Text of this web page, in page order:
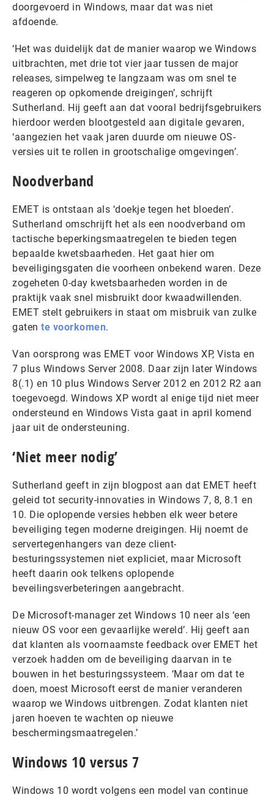
doorgevoerd in Windows, maar dat was niet
afdoende.
‘Het was duidelijk dat de manier waarop we Windows
uitbrachten, met drie tot vier jaar tussen de major
releases, simpelweg te langzaam was om snel te
reageren op opkomende dreigingen’, schrijft
Sutherland. Hij geeft aan dat vooral bedrijfsgebruikers
hierdoor werden blootgesteld aan digitale gevaren,
‘aangezien het vaak jaren duurde om nieuwe OS-
versies uit te rollen in grootschalige omgevingen’.
Noodverband
EMET is ontstaan als ‘doekje tegen het bloeden’.
Sutherland omschrijft het als een noodverband om
tactische beperkingsmaatregelen te bieden tegen
bepaalde kwetsbaarheden. Het gaat hier om
beveiligingsgaten die voorheen onbekend waren. Deze
zogeheten 0-day kwetsbaarheden worden in de
praktijk vaak snel misbruikt door kwaadwillenden.
EMET stelt gebruikers in staat om misbruik van zulke
gaten te voorkomen.
Van oorsprong was EMET voor Windows XP, Vista en
7 plus Windows Server 2008. Daar zijn later Windows
8(.1) en 10 plus Windows Server 2012 en 2012 R2 aan
toegevoegd. Windows XP wordt al enige tijd niet meer
ondersteund en Windows Vista gaat in april komend
jaar uit de ondersteuning.
‘Niet meer nodig’
Sutherland geeft in zijn blogpost aan dat EMET heeft
geleid tot security-innovaties in Windows 7, 8, 8.1 en
10. Die oplopende versies hebben elk weer betere
beveiliging tegen moderne dreigingen. Hij noemt de
servertegenhangers van deze client-
besturingssystemen niet expliciet, maar Microsoft
heeft daarin ook telkens oplopende
beveilingsverbeteringen aangebracht.
De Microsoft-manager zet Windows 10 neer als ‘een
nieuw OS voor een gevaarlijke wereld’. Hij geeft aan
dat klanten als voornaamste feedback over EMET het
verzoek hadden om de beveiliging daarvan in te
bouwen in het besturingssysteem. ‘Maar om dat te
doen, moest Microsoft eerst de manier veranderen
waarop we Windows uitbrengen. Zodat klanten niet
jaren hoeven te wachten op nieuwe
beschermingsmaatregelen.’
Windows 10 versus 7
Windows 10 wordt volgens een model van continue